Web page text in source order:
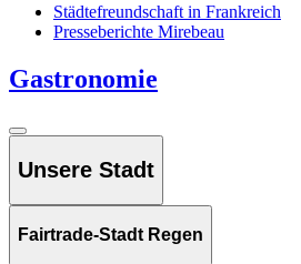
Städtefreundschaft in Frankreich
Presseberichte Mirebeau
Gastronomie
Unsere Stadt
Fairtrade-Stadt Regen